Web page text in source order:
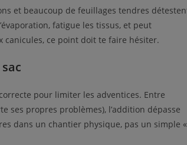
et beaucoup de feuillages tendres
fatigue les tissus, et peut
ce point doit te faire hésiter.
pour limiter les adventices. Entre
ses propres problèmes), l’addition dépasse
dans un chantier physique, pas un simple «